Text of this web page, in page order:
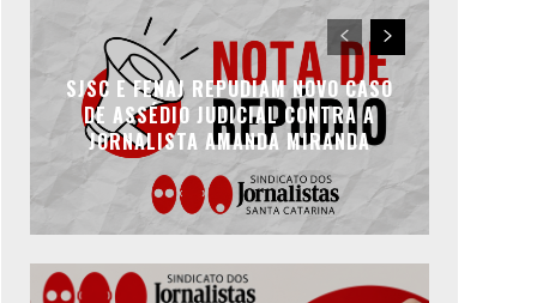
SJSC E FENAJ REPUDIAM NOVO CASO
DE ASSÉDIO JUDICIAL CONTRA A
JORNALISTA AMANDA MIRANDA